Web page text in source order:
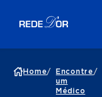
Home/
Encontre
um
Médico
/